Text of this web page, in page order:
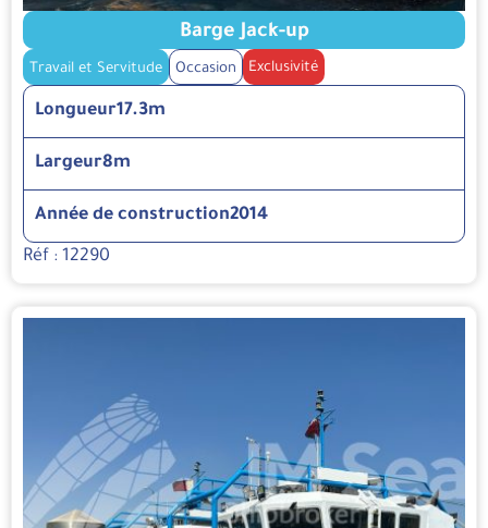
Barge Jack-up
Travail et Servitude Occasion Exclusivité
Longueur17.3m
Largeur8m
Année de construction2014
Réf : 12290